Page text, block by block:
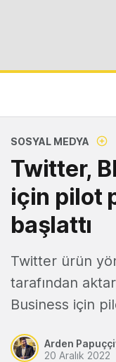
SOSYAL MEDYA
Twitter,
için pilot
başlattı
Twitter ürün
tarafından
Business için
Arden
20 Aralık 2022